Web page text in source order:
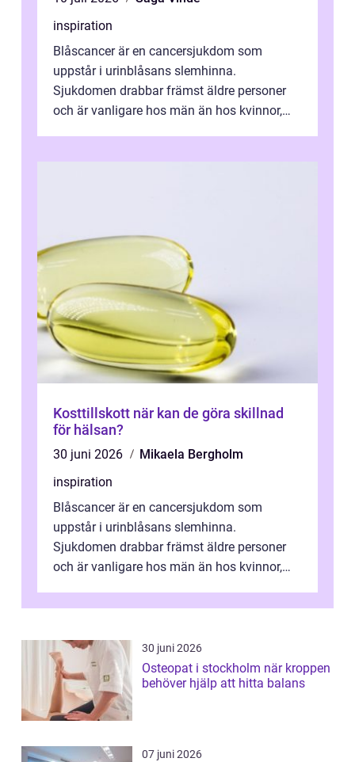
inspiration
Blåscancer är en cancersjukdom som
uppstår i urinblåsans slemhinna.
Sjukdomen drabbar främst äldre personer
och är vanligare hos män än hos kvinnor,
Kosttillskott när kan de göra skillnad
för hälsan?
30 juni 2026
Mikaela Bergholm
inspiration
Blåscancer är en cancersjukdom som
uppstår i urinblåsans slemhinna.
Sjukdomen drabbar främst äldre personer
och är vanligare hos män än hos kvinnor,
förändringarna u...
30 juni 2026
Osteopat i stockholm när kroppen
behöver hjälp att hitta balans
07 juni 2026